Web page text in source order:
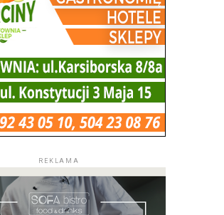
REKLAMA